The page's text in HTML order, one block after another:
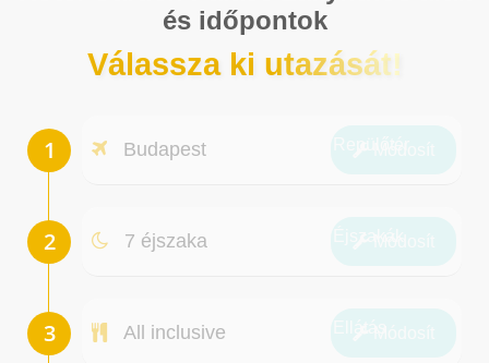
és időpontok
Válassza ki utazását!
Budapest
7 éjszaka
All inclusive